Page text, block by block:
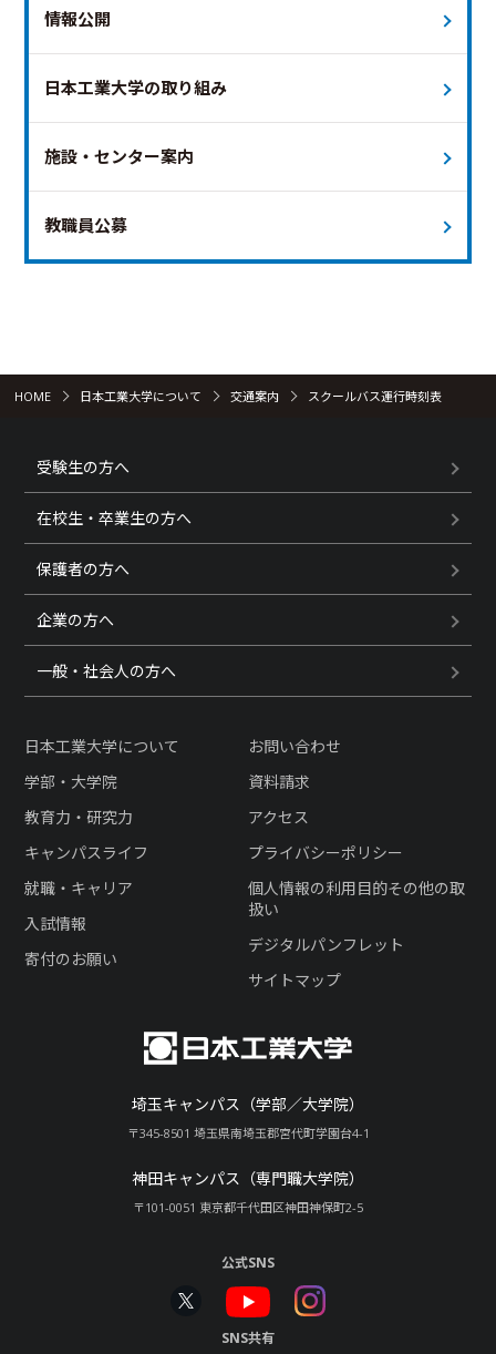
情報公開
日本工業大学の取り組み
施設・センター案内
教職員公募
HOME 日本工業大学について 交通案内 スクールバス運行時刻表
受験生の方へ
在校生・卒業生の方へ
保護者の方へ
企業の方へ
一般・社会人の方へ
埼玉キャンパス（学部／大学院）
〒345-8501 埼玉県南埼玉郡宮代町学園台4-1
神田キャンパス（専門職大学院）
〒101-0051 東京都千代田区神田神保町2-5
日本工業大学について
学部・大学院
教育力・研究力
キャンパスライフ
就職・キャリア
入試情報
寄付のお願い
お問い合わせ
資料請求
アクセス
プライバシーポリシー
個人情報の利用目的その他の取
扱い
デジタルパンフレット
サイトマップ
公式SNS
SNS共有